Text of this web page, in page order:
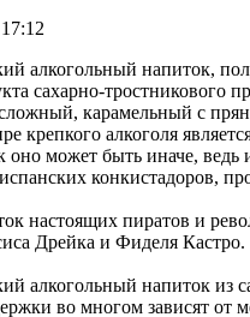
алкогольный напиток,
сахарно-тростникового
карамельный с
крепкого алкоголя
оно может быть иначе, ведь
конкистадоров,
настоящих пиратов и
Дрейка и Фиделя Кастро.
алкогольный напиток из
во многом зависят от